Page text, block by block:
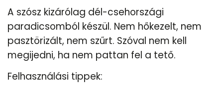
A szósz kizárólag dél-csehországi
paradicsomból készül. Nem hőkezelt, nem
pasztörizált, nem szűrt. Szóval nem kell
megijedni, ha nem pattan fel a tető.
Felhasználási tippek: